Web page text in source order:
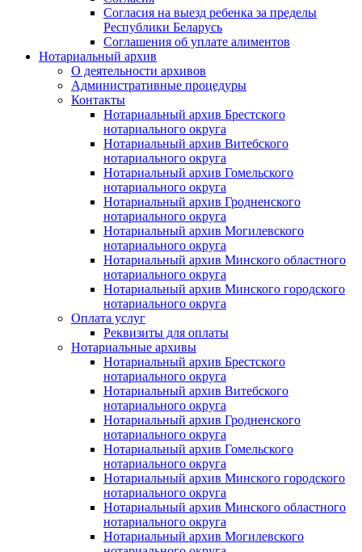
Согласия на выезд ребенка за пределы
Республики Беларусь
Соглашения об уплате алиментов
Нотариальный архив
О деятельности архивов
Административные процедуры
Контакты
Нотариальный архив Брестского
нотариального округа
Нотариальный архив Витебского
нотариального округа
Нотариальный архив Гомельского
нотариального округа
Нотариальный архив Гродненского
нотариального округа
Нотариальный архив Могилевского
нотариального округа
Нотариальный архив Минского областного
нотариального округа
Нотариальный архив Минского городского
нотариального округа
Оплата услуг
Реквизиты для оплаты
Нотариальные архивы
Нотариальный архив Брестского
нотариального округа
Нотариальный архив Витебского
нотариального округа
Нотариальный архив Гродненского
нотариального округа
Нотариальный архив Гомельского
нотариального округа
Нотариальный архив Минского городского
нотариального округа
Нотариальный архив Минского областного
нотариального округа
Нотариальный архив Могилевского